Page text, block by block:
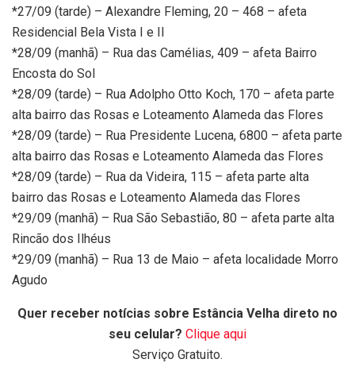
*27/09 (tarde) – Alexandre Fleming, 20 – 468 – afeta
Residencial Bela Vista I e II
*28/09 (manhã) – Rua das Camélias, 409 – afeta Bairro
Encosta do Sol
*28/09 (tarde) – Rua Adolpho Otto Koch, 170 – afeta parte
alta bairro das Rosas e Loteamento Alameda das Flores
*28/09 (tarde) – Rua Presidente Lucena, 6800 – afeta parte
alta bairro das Rosas e Loteamento Alameda das Flores
*28/09 (tarde) – Rua da Videira, 115 – afeta parte alta
bairro das Rosas e Loteamento Alameda das Flores
*29/09 (manhã) – Rua São Sebastião, 80 – afeta parte alta
Rincão dos Ilhéus
*29/09 (manhã) – Rua 13 de Maio – afeta localidade Morro
Agudo
Quer receber notícias sobre Estância Velha direto no
seu celular? Clique aqui
Serviço Gratuito.